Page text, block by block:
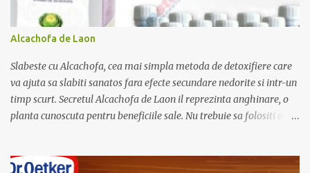
n
a
r
u
Alcachofa de Laon
Slabeste cu Alcachofa, cea mai simpla metoda de detoxifiere care
va ajuta sa slabiti sanatos fara efecte secundare nedorite si intr-un
timp scurt. Secretul Alcachofa de Laon il reprezinta anghinare, o
planta cunoscuta pentru beneficiile sale. Nu trebuie sa folositi o